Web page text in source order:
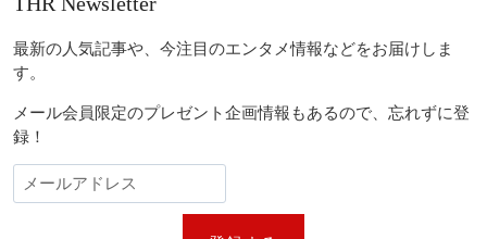
最新の人気記事や、今注目のエンタメ情報などをお届けしま
す。
メール会員限定のプレゼント企画情報もあるので、忘れずに登
録！